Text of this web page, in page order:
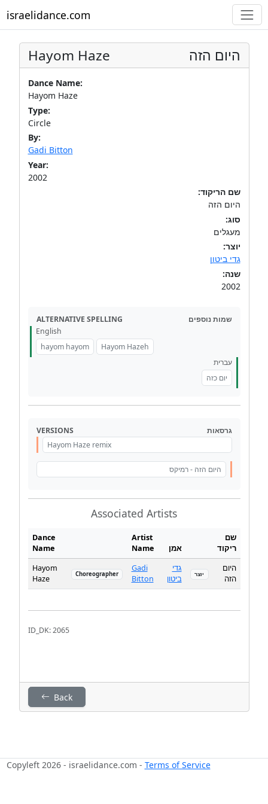
israelidance.com
Hayom Haze היום הזה
Dance Name:
Hayom Haze
Type:
Circle
By:
Gadi Bitton
Year:
2002
שם הריקוד:
היום הזה
סוג:
מעגלים
יוצר:
גדי ביטון
שנה:
2002
ALTERNATIVE SPELLING
שמות נוספים
English
hayom hayom
Hayom Hazeh
עברית
יום כזה
VERSIONS
גרסאות
Hayom Haze remix
היום הזה - רמיקס
Associated Artists
Dance
Name
Artist
Name
אמן
שם
ריקוד
Hayom
Haze
Choreographer
Gadi
Bitton
גדי
ביטון
יוצר
היום
הזה
ID_DK: 2065
Back
Copyleft 2026 - israelidance.com - Terms of Service